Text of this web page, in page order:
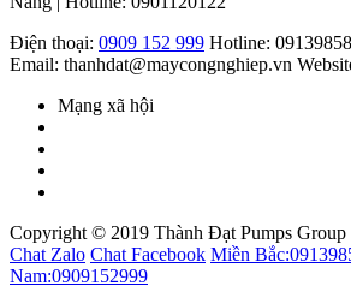
Điện thoại: 0909 152 999 Hotline:
Email: thanhdat@maycongnghiep.vn
Mạng xã hội
Copyright © 2019 Thành Đạt Pumps Group
Chat Zalo Chat Facebook Miền Bắc:
Nam:0909152999